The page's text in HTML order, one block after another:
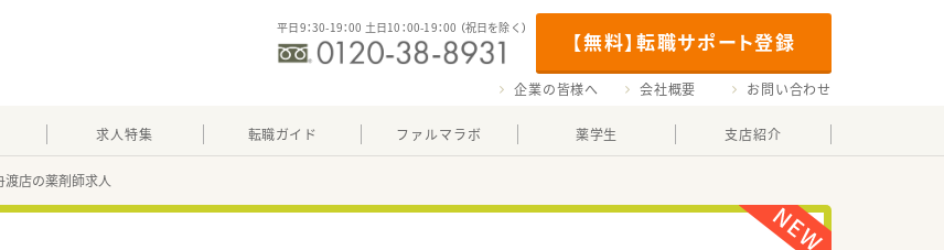
【無料】転職サポート登録
平日9：30-19：00 土日10：00-19：00 （祝日を除く）
企業の皆様へ 会社概要 お問い合わせ
求人特集 転職ガイド ファルマラボ 薬学生 支店紹介
渡店の薬剤師求人